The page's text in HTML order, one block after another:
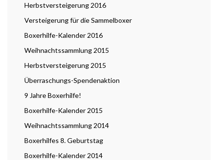
Herbstversteigerung 2016
Versteigerung für die Sammelboxer
Boxerhilfe-Kalender 2016
Weihnachtssammlung 2015
Herbstversteigerung 2015
Überraschungs-Spendenaktion
9 Jahre Boxerhilfe!
Boxerhilfe-Kalender 2015
Weihnachtssammlung 2014
Boxerhilfes 8. Geburtstag
Boxerhilfe-Kalender 2014